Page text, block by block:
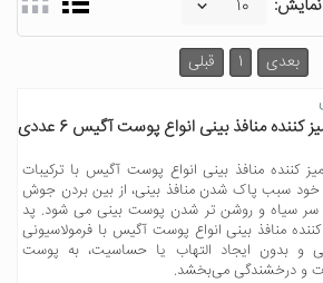
نمایش:
قبلی 1 بعدی
کننده منافذ بینی انواع پوست آگیس 6 عددی
کننده منافذ بینی انواع پوست آگیس با ترکیبات
خود سبب پاک شدن منافذ بینی، از بین بردن جوش
سیاه و روشن تر شدن پوست بینی می شود. پد
کننده منافذ بینی انواع پوست آگیس با فرمولاسیونی
و بدون ایجاد التهاب یا حساسیت، به پوست
و درخشندگی می‌بخشد.